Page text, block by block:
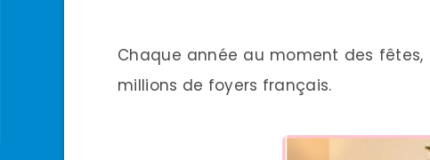
Chaque année au moment des fêtes,
millions de foyers français.